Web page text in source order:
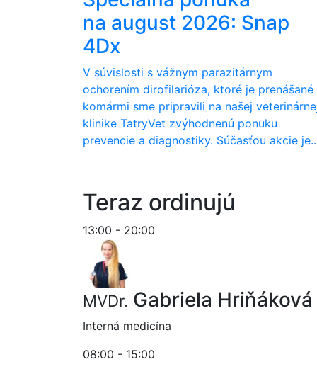
na august 2026: Snap
4Dx
V súvislosti s vážnym parazitárnym
ochorením dirofilarióza, ktoré je prenášané
komármi sme pripravili na našej
klinike TatryVet zvýhodnenú ponuku
prevencie a diagnostiky. Súčasťou akcie
Teraz ordinujú
13:00 - 20:00
MVDr. Gabriela Hriňáková
Interná medicína
08:00 - 15:00